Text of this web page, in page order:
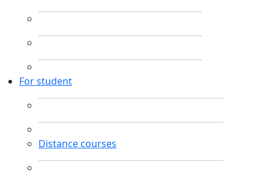
For student
Distance courses